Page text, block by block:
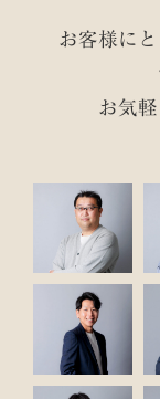
お客様に
お気